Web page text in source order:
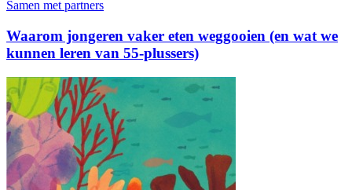
Samen met partners
Waarom jongeren vaker eten weggooien (en wat we
kunnen leren van 55-plussers)